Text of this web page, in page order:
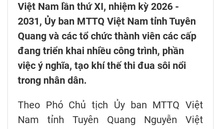
Việt Nam lần thứ XI, nhiệm kỳ 2026 -
2031, Ủy ban MTTQ Việt Nam tỉnh Tuyên
Quang và các tổ chức thành viên các cấp
đang triển khai nhiều công trình, phần
việc ý nghĩa, tạo khí thế thi đua sôi nổi
trong nhân dân.
Theo Phó Chủ tịch Ủy ban MTTQ Việt
Nam tỉnh Tuyên Quang Nguyễn Việt